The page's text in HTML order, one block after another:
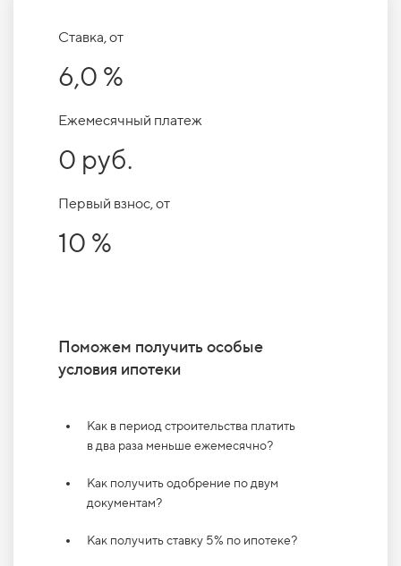
Ставка, от
6,0 %
Ежемесячный платеж
0 руб.
Первый взнос, от
10 %
Поможем получить особые
условия ипотеки
Как в период строительства платить
в два раза меньше ежемесячно?
Как получить одобрение по двум
документам?
Как получить ставку 5% по ипотеке?